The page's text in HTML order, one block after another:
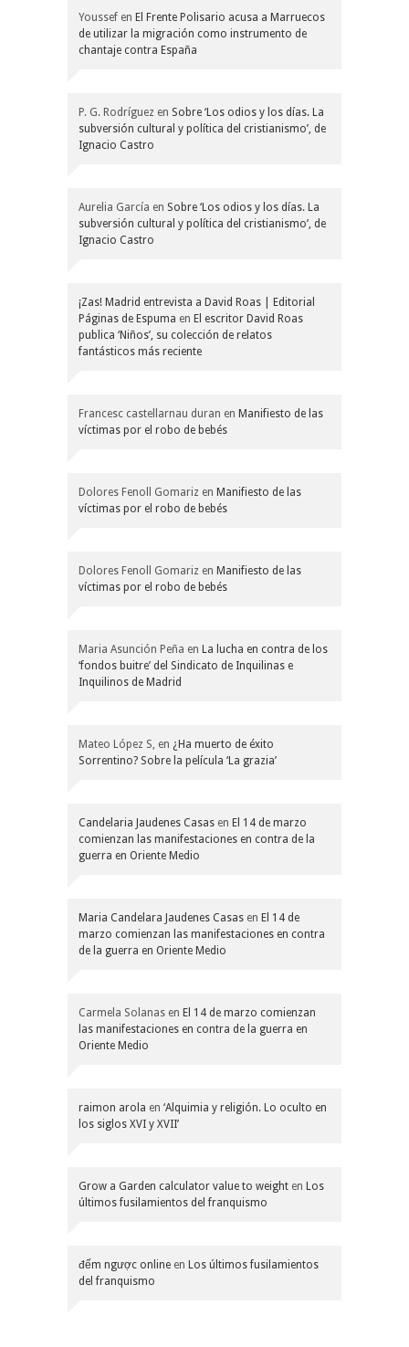
Youssef en El Frente Polisario acusa a Marruecos
de utilizar la migración como instrumento de
chantaje contra España
P. G. Rodríguez en Sobre ‘Los odios y los días. La
subversión cultural y política del cristianismo’, de
Ignacio Castro
Aurelia García en Sobre ‘Los odios y los días. La
subversión cultural y política del cristianismo’, de
Ignacio Castro
¡Zas! Madrid entrevista a David Roas | Editorial
Páginas de Espuma en El escritor David Roas
publica ‘Niños’, su colección de relatos
fantásticos más reciente
Francesc castellarnau duran en Manifiesto de las
víctimas por el robo de bebés
Dolores Fenoll Gomariz en Manifiesto de las
víctimas por el robo de bebés
Dolores Fenoll Gomariz en Manifiesto de las
víctimas por el robo de bebés
Maria Asunción Peña en La lucha en contra de los
‘fondos buitre’ del Sindicato de Inquilinas e
Inquilinos de Madrid
Mateo López S, en ¿Ha muerto de éxito
Sorrentino? Sobre la película ‘La grazia’
Candelaria Jaudenes Casas en El 14 de marzo
comienzan las manifestaciones en contra de la
guerra en Oriente Medio
Maria Candelara Jaudenes Casas en El 14 de
marzo comienzan las manifestaciones en contra
de la guerra en Oriente Medio
Carmela Solanas en El 14 de marzo comienzan
las manifestaciones en contra de la guerra en
Oriente Medio
raimon arola en ‘Alquimia y religión. Lo oculto en
los siglos XVI y XVII’
Grow a Garden calculator value to weight en Los
últimos fusilamientos del franquismo
đếm ngược online en Los últimos fusilamientos
del franquismo